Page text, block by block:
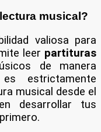
musical?
valiosa para
leer partituras
de manera
estrictamente
musical desde el
desarrollar tus